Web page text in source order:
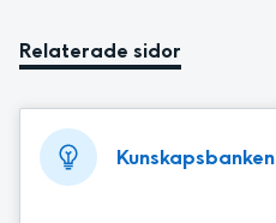
Relaterade sidor
Kunskapsbanken